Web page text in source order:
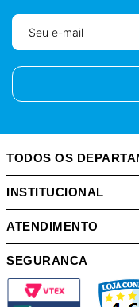
TODOS OS
INSTITUCIONAL
ATENDIMENTO
SEGURANCA